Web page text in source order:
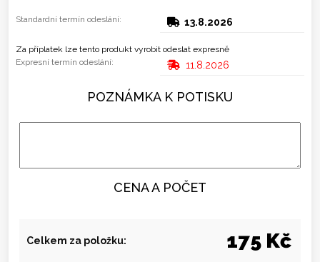
Standardní termín odeslání: 13.8.2026
Za příplatek lze tento produkt vyrobit odeslat expresně
Expresní termín odeslání:
11.8.2026
POZNÁMKA K POTISKU
CENA A POČET
Celkem za položku: 175 Kč